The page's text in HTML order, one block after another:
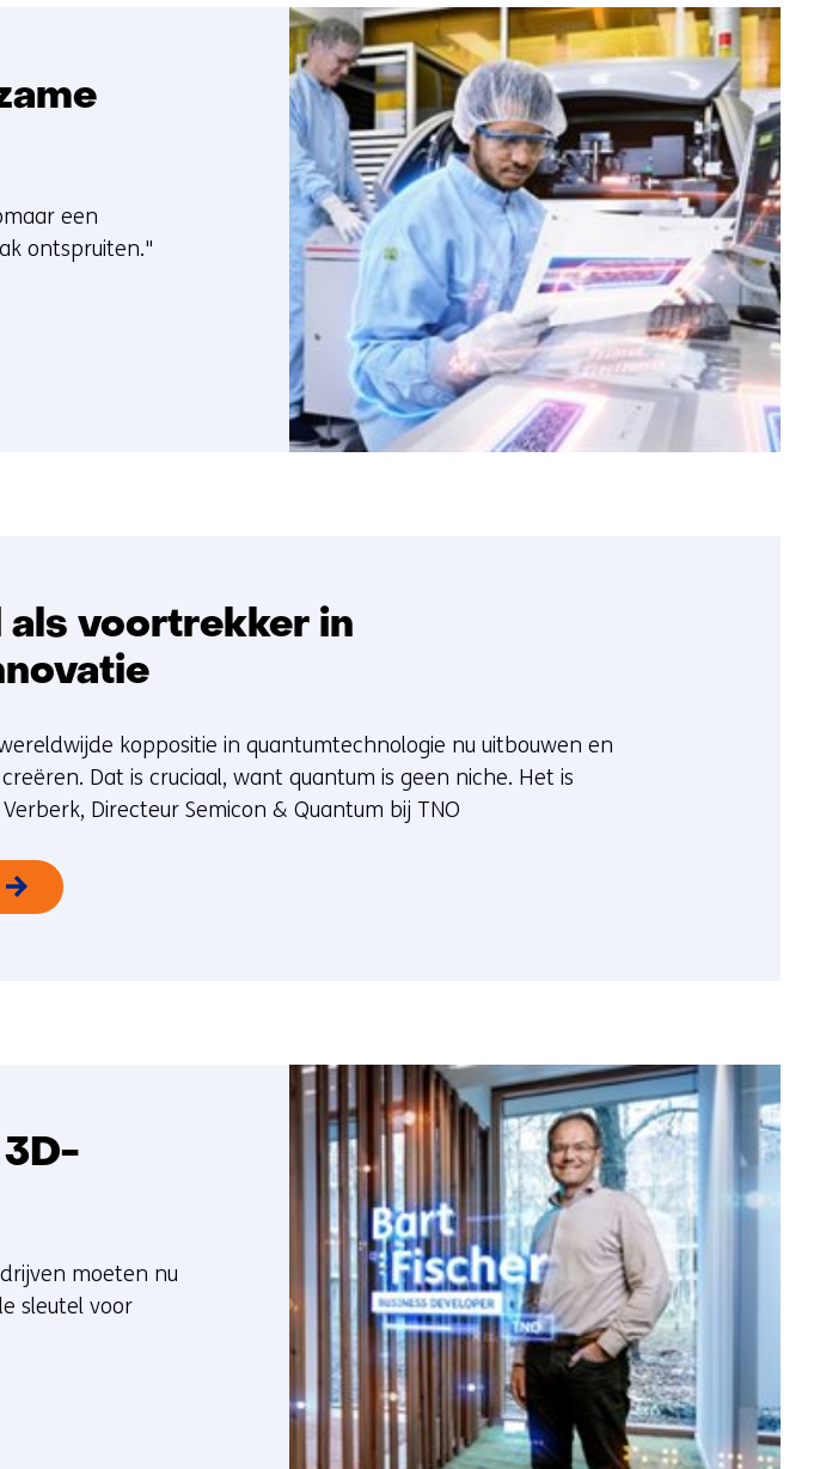
een
ontspruiten."
als voortrekker in
koppositie in quantumtechnologie nu uitbouwen en
Dat is cruciaal, want quantum is geen niche. Het is
Directeur Semicon & Quantum bij TNO
moeten nu
sleutel voor